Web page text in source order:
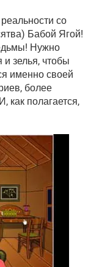
со
Бабой Ягой!
Нужно
и зелья, чтобы
именно своей
более
как полагается,